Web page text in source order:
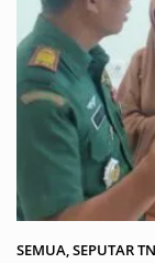
SEMUA,SEPUTAR